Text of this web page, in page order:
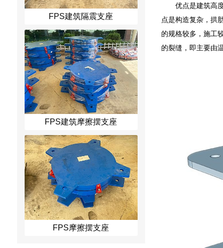
FPS建筑隔震支座
FPS建筑摩擦摆支座
FPS摩擦摆支座
优点是建筑高
点是构造复杂，拱
的规格较多，施工
的裂缝，即主要由